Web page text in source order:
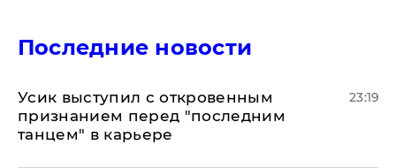
Последние новости
Усик выступил с откровенным
признанием перед "последним
танцем" в карьере
23:19